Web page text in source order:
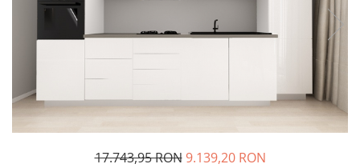
17.743,95 RON 9.139,20 RON